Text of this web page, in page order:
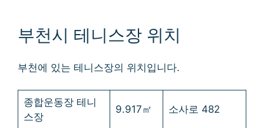
부천시 테니스장 위치
부천에 있는 테니스장의 위치입니다.
종합운동장 테니
스장
9.917㎡ 소사로 482